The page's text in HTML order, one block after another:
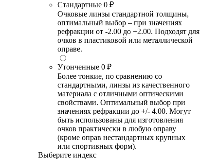
Стандартные 0 ₽
Очковые линзы стандартной толщины,
оптимальный выбор – при значениях
рефракции от -2.00 до +2.00. Подходят для
очков в пластиковой или металлической
оправе.
Утонченные 0 ₽
Более тонкие, по сравнению со
стандартными, линзы из качественного
материала с отличными оптическими
свойствами. Оптимальный выбор при
значениях рефракции до +/- 4.00. Могут
быть использованы для изготовления
очков практически в любую оправу
(кроме оправ нестандартных крупных
или спортивных форм).
Выберите индекс